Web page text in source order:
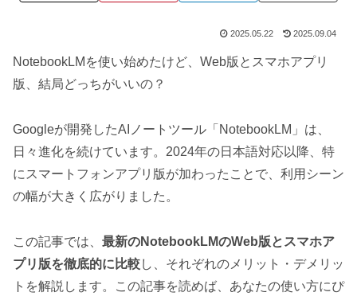
2025.05.22 2025.09.04
NotebookLMを使い始めたけど、Web版とスマホアプリ
版、結局どっちがいいの？
Googleが開発したAIノートツール「NotebookLM」は、
日々進化を続けています。2024年の日本語対応以降、特
にスマートフォンアプリ版が加わったことで、利用シーン
の幅が大きく広がりました。
この記事では、 最新のNotebookLMのWeb版とスマホア
プリ版を徹底的に比較し、それぞれのメリット・デメリッ
トを解説します。この記事を読めば、あなたの使い方にぴ